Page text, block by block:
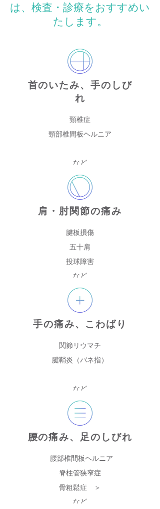
は、検査・診療をおすすめい
たします。
首のいたみ、手のしび
れ
頸椎症
頸部椎間板ヘルニア
など
肩・肘関節の痛み
腱板損傷
五十肩
投球障害
など
手の痛み、こわばり
関節リウマチ
腱鞘炎（バネ指）
など
腰の痛み、足のしびれ
腰部椎間板ヘルニア
脊柱管狭窄症
骨粗鬆症 ＞
など